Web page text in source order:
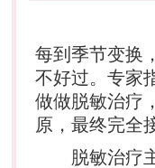
每到季节变换
不好过。专家
做做脱敏治疗
原，最终完全
脱敏治疗主